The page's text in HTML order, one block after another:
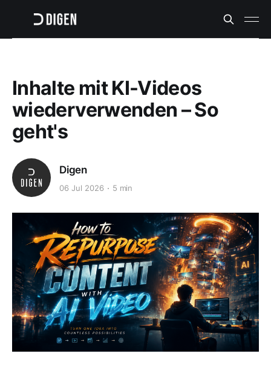
Inhalte mit KI-Videos
wiederverwenden – So
geht's
Digen
06 Jul 2026 5 min